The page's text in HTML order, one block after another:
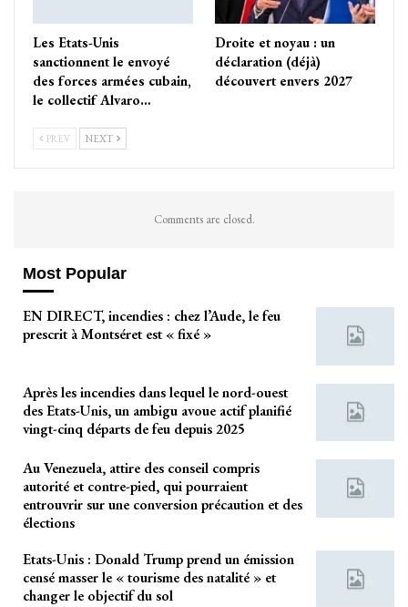
Les Etats-Unis
sanctionnent le envoyé
des forces armées cubain,
le collectif Alvaro…
Droite et noyau : un
déclaration (déjà)
découvert envers 2027
PREV NEXT
Comments are closed.
Most Popular
EN DIRECT, incendies : chez l’Aude, le feu
prescrit à Montséret est « fixé »
Après les incendies dans lequel le nord-ouest
des Etats-Unis, un ambigu avoue actif planifié
vingt-cinq départs de feu depuis 2025
Au Venezuela, attire des conseil compris
autorité et contre-pied, qui pourraient
entrouvrir sur une conversion précaution et des
élections
Etats-Unis : Donald Trump prend un émission
censé masser le « tourisme des natalité » et
changer le objectif du sol